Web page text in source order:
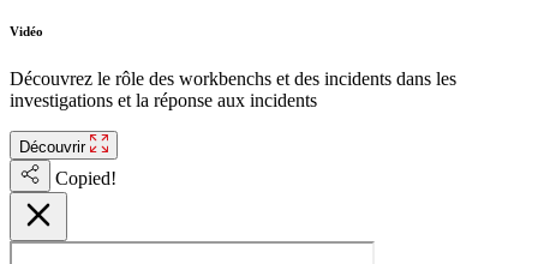
Vidéo
Découvrez le rôle des workbenchs et des incidents dans les
investigations et la réponse aux incidents
Découvrir
Copied!